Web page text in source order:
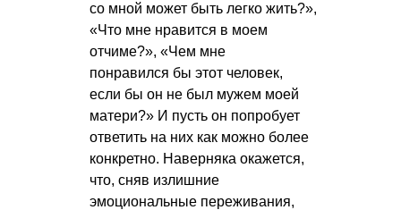
со мной может быть легко жить?»,
«Что мне нравится в моем
отчиме?», «Чем мне
понравился бы этот человек,
если бы он не был мужем моей
матери?» И пусть он попробует
ответить на них как можно более
конкретно. Наверняка окажется,
что, сняв излишние
эмоциональные переживания,